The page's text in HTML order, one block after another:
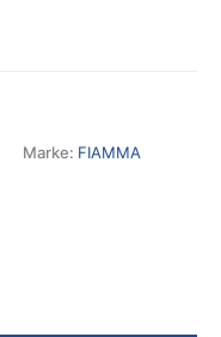
Marke: FIAMMA